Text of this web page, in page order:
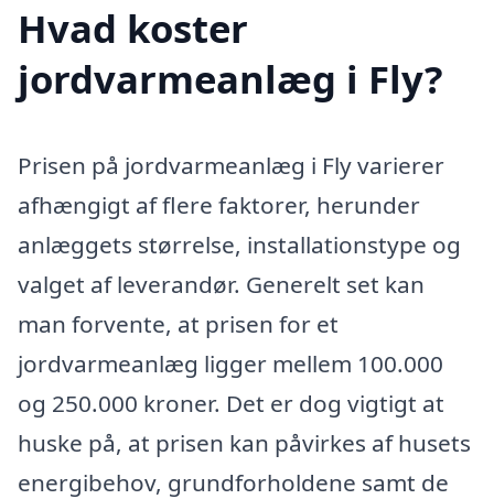
Hvad koster
jordvarmeanlæg i Fly?
Prisen på jordvarmeanlæg i Fly varierer
afhængigt af flere faktorer, herunder
anlæggets størrelse, installationstype og
valget af leverandør. Generelt set kan
man forvente, at prisen for et
jordvarmeanlæg ligger mellem 100.000
og 250.000 kroner. Det er dog vigtigt at
huske på, at prisen kan påvirkes af husets
energibehov, grundforholdene samt de